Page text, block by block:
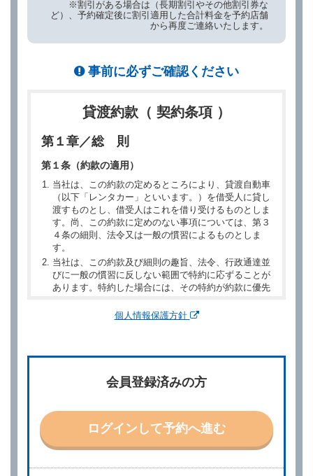
※割引がある場合は（長期割引やその他割引券な
ど）、予約確定後に割引適用した合計料金を予約店舗
から再度ご連絡いたします。
事前に必ずご確認ください
貸渡約款（ 契約条項 ）
第１章／総 則
第１条（約款の適用）
当社は、この約款の定めるところにより、貸渡自動車
（以下「レンタカー」といいます。）を借受人に貸し
渡すものとし、借受人はこれを借り受けるものとしま
す。尚、この約款に定めのない事項については、第３
４条の細則、法令又は一般の慣習によるものとしま
す。
当社は、この約款及び細則の趣旨、法令、行政通達並
びに一般の慣習に反しない範囲で特約に応ずることが
あります。特約した場合には、その特約が約款に優先
別に定める料金表等に同意のうえ、別に定める方法に
他の借受条件（以下「借受条件」といいます。）を明
示して予約の申込みを行うことができます。なお、当
社は、電話連絡並びに電子メールによる予約に応じま
責任を負わないものとします。
個人情報保護方針
会員登録済みの方
ログインして予約へ進む